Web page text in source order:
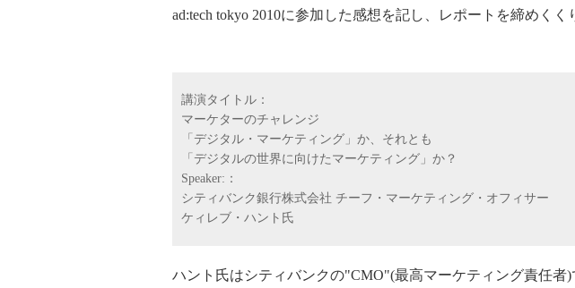
ad:tech tokyo 2010に参加した感想を記し、レポートを締めくく
講演タイトル：
マーケターのチャレンジ
「デジタル・マーケティング」か、それとも
「デジタルの世界に向けたマーケティング」か？
Speaker:：
シティバンク銀行株式会社 チーフ・マーケティング・オフィサー
ケィレブ・ハント氏
ハント氏はシティバンクの"CMO"(最高マーケティング責任者)